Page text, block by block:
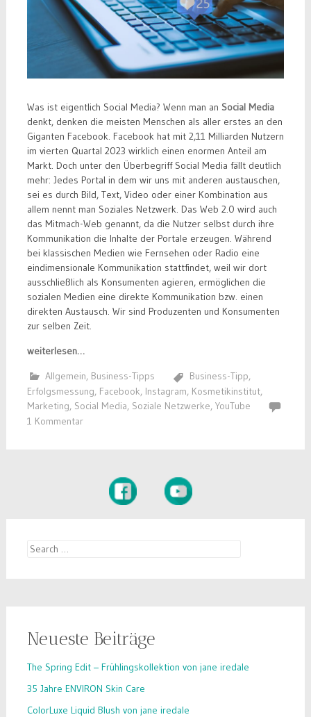
Was ist eigentlich Social Media? Wenn man an Social Media
denkt, denken die meisten Menschen als aller erstes an den
Giganten Facebook. Facebook hat mit 2,11 Milliarden Nutzern
im vierten Quartal 2023 wirklich einen enormen Anteil am
Markt. Doch unter den Überbegriff Social Media fällt deutlich
mehr: Jedes Portal in dem wir uns mit anderen austauschen,
sei es durch Bild, Text, Video oder einer Kombination aus
allem nennt man Soziales Netzwerk. Das Web 2.0 wird auch
das Mitmach-Web genannt, da die Nutzer selbst durch ihre
Kommunikation die Inhalte der Portale erzeugen. Während
bei klassischen Medien wie Fernsehen oder Radio eine
eindimensionale Kommunikation stattfindet, weil wir dort
ausschließlich als Konsumenten agieren, ermöglichen die
sozialen Medien eine direkte Kommunikation bzw. einen
direkten Austausch. Wir sind Produzenten und Konsumenten
zur selben Zeit.
weiterlesen…
Allgemein, Business-Tipps Business-Tipp,
Erfolgsmessung, Facebook, Instagram, Kosmetikinstitut,
Marketing, Social Media, Soziale Netzwerke, YouTube
1 Kommentar
Search
Neueste Beiträge
The Spring Edit – Frühlingskollektion von jane iredale
35 Jahre ENVIRON Skin Care
ColorLuxe Liquid Blush von jane iredale